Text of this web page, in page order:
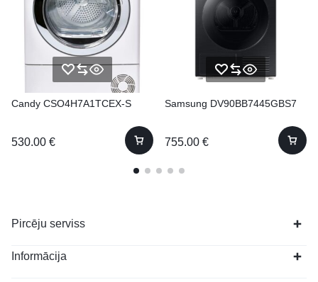
Candy CSO4H7A1TCEX-S
530.00 €
Samsung DV90BB7445GBS7
755.00 €
Pircēju serviss
Informācija